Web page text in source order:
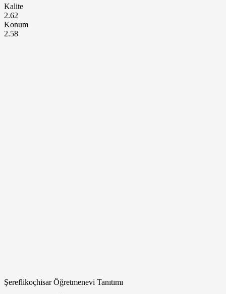
Kalite
2.62
Konum
2.58
Şereflikoçhisar Öğretmenevi Tanıtımı